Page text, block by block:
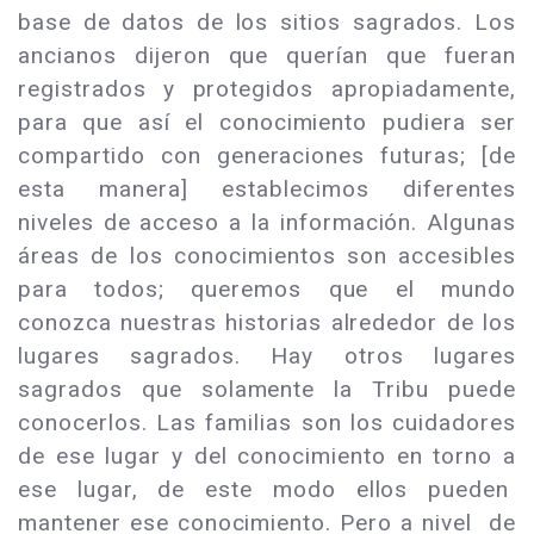
base de datos de los sitios sagrados. Los
ancianos dijeron que querían que fueran
registrados y protegidos apropiadamente,
para que así el conocimiento pudiera ser
compartido con generaciones futuras; [de
esta manera] establecimos diferentes
niveles de acceso a la información. Algunas
áreas de los conocimientos son accesibles
para todos; queremos que el mundo
conozca nuestras historias alrededor de los
lugares sagrados. Hay otros lugares
sagrados que solamente la Tribu puede
conocerlos. Las familias son los cuidadores
de ese lugar y del conocimiento en torno a
ese lugar, de este modo ellos pueden
mantener ese conocimiento. Pero a nivel de